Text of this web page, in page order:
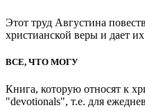
Этот труд Августина
христианской веры и дает
ВСЕ, ЧТО МОГУ
Книга, которую относят к
"devotionals", т.е. для